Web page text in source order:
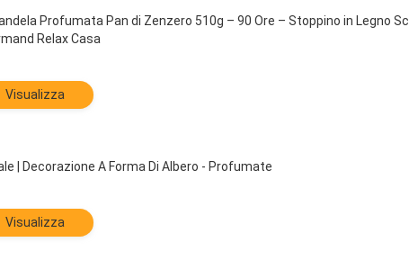
Profumata Pan di Zenzero 510g – 90 Ore – Stoppino in Legno
Relax Casa
Visualizza
| Decorazione A Forma Di Albero - Profumate
Visualizza